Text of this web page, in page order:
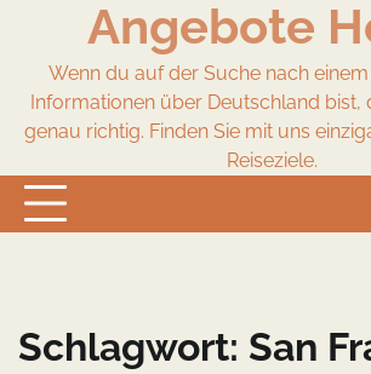
content
Angebote
Wenn du auf der Suche nach
Informationen über Deutschland bist,
genau richtig. Finden Sie mit uns
Reiseziele.
Schlagwort: San